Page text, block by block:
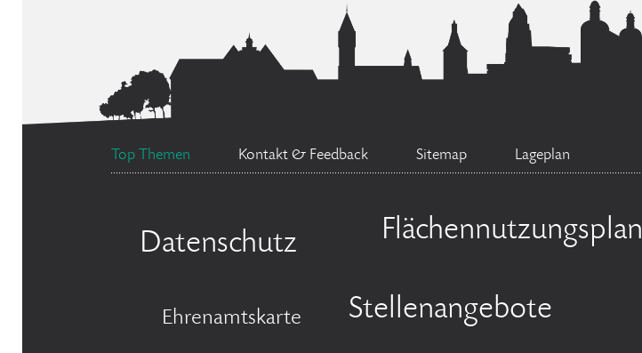
Top Themen Kontakt & Feedback Sitemap Lageplan
Datenschutz Flächennutzungsplan
Ehrenamtskarte Stellenangebote